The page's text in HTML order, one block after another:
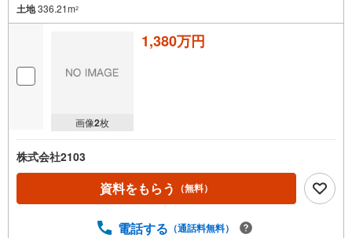
土地336.21m2
画像2枚
1,380万円
株式会社2103
資料をもらう （無料）
電話する （通話料無料）